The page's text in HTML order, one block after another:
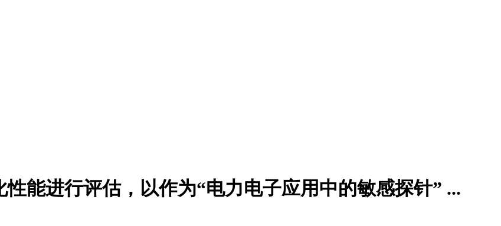
能进行评估，以作为“电力电子应用中的敏感探针” ...